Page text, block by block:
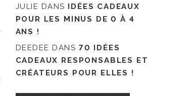
JULIE DANS IDÉES CADEAUX
POUR LES MINUS DE 0 À 4
ANS !
DEEDEE DANS 70 IDÉES
CADEAUX RESPONSABLES ET
CRÉATEURS POUR ELLES !